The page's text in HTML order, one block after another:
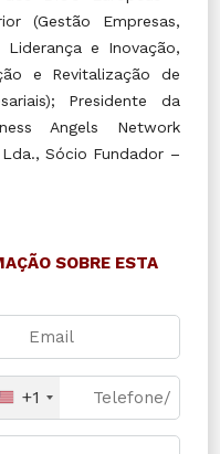
(Gestão Empresas,
Liderança e Inovação,
e Revitalização de
Presidente da
Angels Network
Sócio Fundador –
SOBRE ESTA
+1